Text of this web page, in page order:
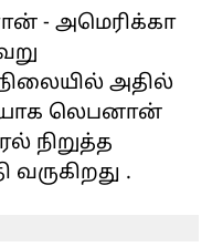
- அமெரிக்கா
அதில்
லெபனான்
நிறுத்த
.